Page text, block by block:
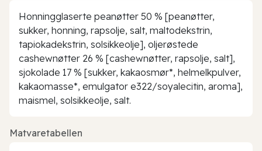
Honningglaserte peanøtter 50 % [peanøtter,
sukker, honning, rapsolje, salt, maltodekstrin,
tapiokadekstrin, solsikkeolje], oljerøstede
cashewnøtter 26 % [cashewnøtter, rapsolje, salt],
sjokolade 17 % [sukker, kakaosmør*, helmelkpulver,
kakaomasse*, emulgator e322/soyalecitin, aroma],
maismel, solsikkeolje, salt.
Matvaretabellen